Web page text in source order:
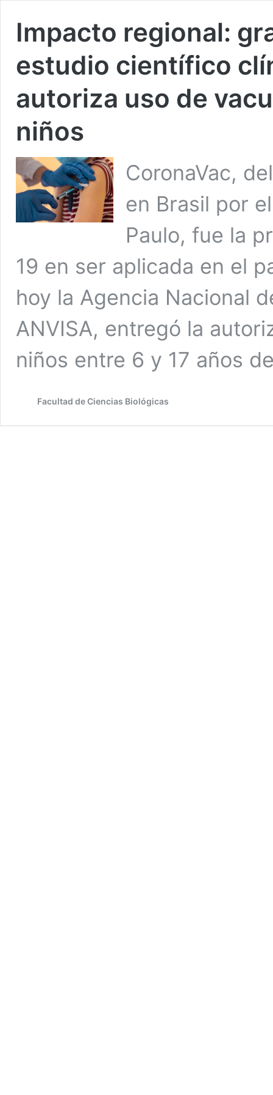
Impacto regional:
estudio científico
autoriza uso de
niños
CoronaVac,
en Brasil por
Paulo, fue la
19 en ser aplicada en el
hoy la Agencia Nacional
ANVISA, entregó la
niños entre 6 y 17 años
Facultad de Ciencias Biológicas